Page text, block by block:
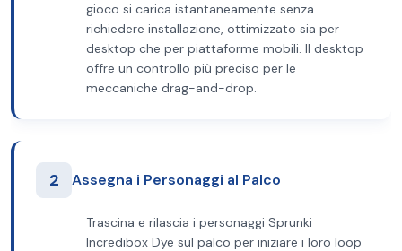
gioco si carica istantaneamente senza
richiedere installazione, ottimizzato sia per
desktop che per piattaforme mobili. Il desktop
offre un controllo più preciso per le
meccaniche drag-and-drop.
2 Assegna i Personaggi al Palco
Trascina e rilascia i personaggi Sprunki
Incredibox Dye sul palco per iniziare i loro loop